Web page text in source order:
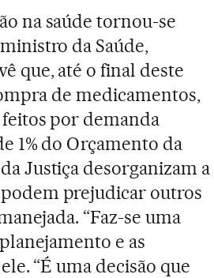
na saúde tornou-se
da Saúde,
que, até o final deste
de medicamentos,
por demanda
1% do Orçamento da
Justiça desorganizam a
prejudicar outros
“Faz-se uma
e as
“É uma decisão que